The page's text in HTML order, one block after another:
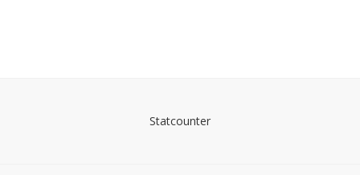
Statcounter